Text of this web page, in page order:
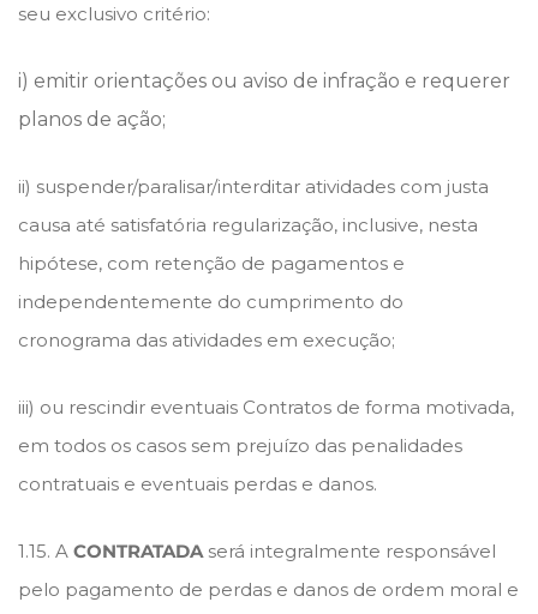
seu exclusivo critério:
i) emitir orientações ou aviso de infração e requerer
planos de ação;
ii) suspender/paralisar/interditar atividades com justa
causa até satisfatória regularização, inclusive, nesta
hipótese, com retenção de pagamentos e
independentemente do cumprimento do
cronograma das atividades em execução;
iii) ou rescindir eventuais Contratos de forma motivada,
em todos os casos sem prejuízo das penalidades
contratuais e eventuais perdas e danos.
1.15. A CONTRATADAserá integralmente responsável
pelo pagamento de perdas e danos de ordem moral e